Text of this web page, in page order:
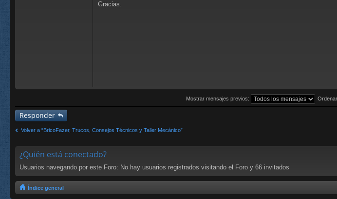
Gracias.
Mostrar mensajes previos:
Responder
Volver a “BricoFazer, Trucos, Consejos Técnicos y Taller Mecánico”
¿Quién está conectado?
Usuarios navegando por este Foro: No hay usuarios registrados visitando el Foro y 66 invitados
Índice general